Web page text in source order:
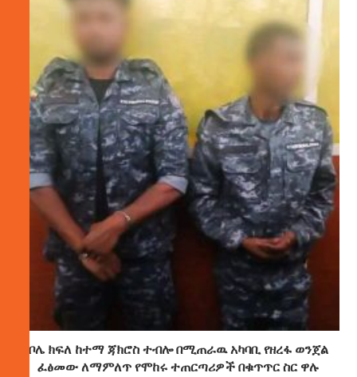
ቦሌ ክፍለ ከተማ ጃክሮስ ተብሎ በሚጠራዉ አካባቢ የዘረፋ ወንጀል
ፈፅመው ለማምለጥ የሞከሩ ተጠርጣሪዎች በቁጥጥር ስር ዋሉ